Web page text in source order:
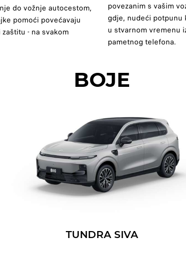
do vožnje autocestom,
pomoći povećavaju
- na svakom
povezanim s vašim
gdje, nudeći potpunu
u stvarnom vremenu
pametnog telefona.
BOJE
TUNDRA SIVA